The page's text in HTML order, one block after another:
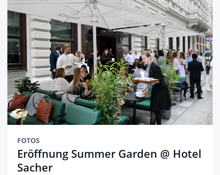
FOTOS
Eröffnung Summer Garden @ Hotel
Sacher